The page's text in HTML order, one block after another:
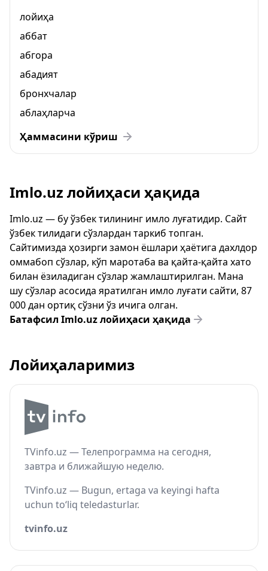
лойиҳа
аббат
абгора
абадият
бронхчалар
аблаҳларча
Ҳаммасини кўриш
Imlo.uz лойиҳаси ҳақида
Imlo.uz — бу ўзбек тилининг имло луғатидир. Сайт
ўзбек тилидаги сўзлардан таркиб топган.
Сайтимизда ҳозирги замон ёшлари ҳаётига дахлдор
оммабоп сўзлар, кўп маротаба ва қайта-қайта хато
билан ёзиладиган сўзлар жамлаштирилган. Мана
шу сўзлар асосида яратилган имло луғати сайти, 87
000 дан ортиқ сўзни ўз ичига олган.
Батафсил Imlo.uz лойиҳаси ҳақида
Лойиҳаларимиз
TVinfo.uz — Телепрограмма на сегодня,
завтра и ближайшую неделю.
TVinfo.uz — Bugun, ertaga va keyingi hafta
uchun to‘liq teledasturlar.
tvinfo.uz